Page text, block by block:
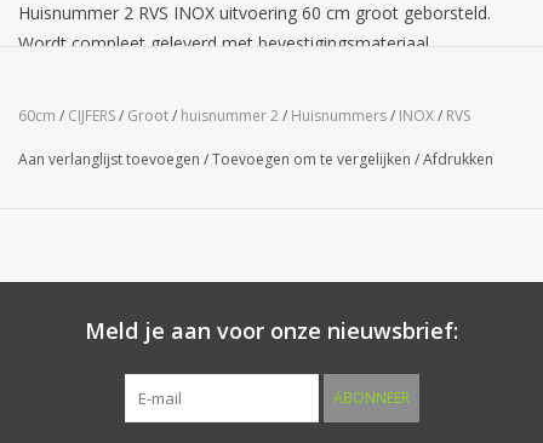
Huisnummer 2 RVS INOX uitvoering 60 cm groot geborsteld.
Wordt compleet geleverd met bevestigingsmateriaal.
Cijfers zijn voorzien van drie afstandsbussen aan de achterzijde
voor een onzichtbare montage.
Leverbaar RVS Cijfers 0 t/m 9.
60cm / CIJFERS/ Groot/ huisnummer 2/ Huisnummers/ INOX/ RVS
Aan verlanglijst toevoegen /Toevoegen om te vergelijken /Afdrukken
Meld je aan voor onze nieuwsbrief:
ABONNEER